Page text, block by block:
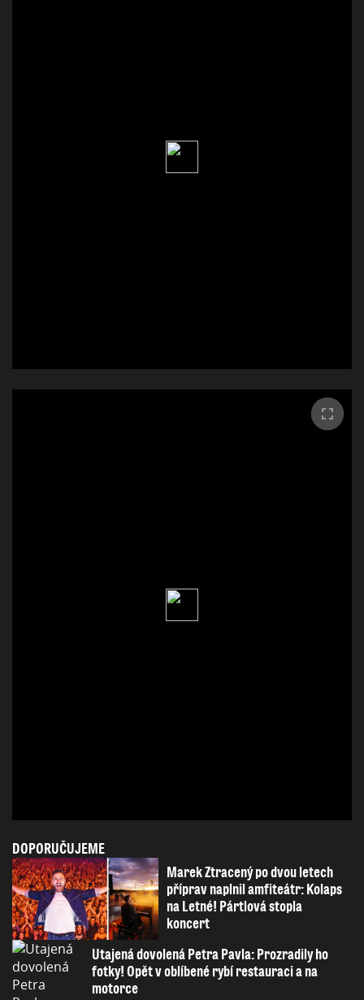
DOPORUČUJEME
Marek Ztracený po dvou letech
příprav naplnil amfiteátr: Kolaps
na Letné! Pártlová stopla
koncert
Utajená dovolená Petra Pavla: Prozradily ho
fotky! Opět v oblíbené rybí restauraci a na
motorce